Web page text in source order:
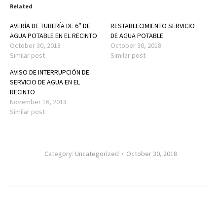
Related
AVERÍA DE TUBERÍA DE 6″ DE
AGUA POTABLE EN EL RECINTO
October 30, 2018
Similar post
RESTABLECIMIENTO SERVICIO
DE AGUA POTABLE
October 30, 2018
Similar post
AVISO DE INTERRUPCIÓN DE
SERVICIO DE AGUA EN EL
RECINTO
November 16, 2018
Similar post
Category: Uncategorized October 30, 2018